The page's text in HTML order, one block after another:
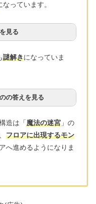
なっています。
見る
謎解きになっていま
の答えを見る
造は「魔法の迷宮 」の
フロアに出現するモン
へ進めるようになりま